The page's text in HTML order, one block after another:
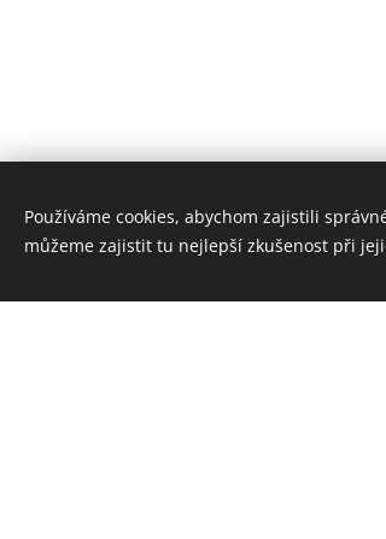
Používáme cookies, abychom zajistili
můžeme zajistit tu nejlepší zkušenost při